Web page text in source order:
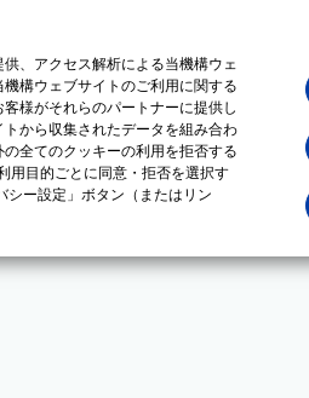
、アクセス解析による当機構ウェ
構ウェブサイトのご利用に関する
様がそれらのパートナーに提供し
から収集されたデータを組み合わ
全てのクッキーの利用を拒否する
用目的ごとに同意・拒否を選択す
シー設定」ボタン（またはリン